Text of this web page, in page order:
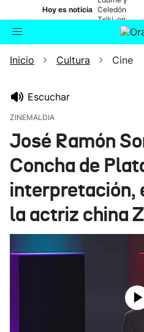
Hoy es noticia Celedón
Txiki, en
directo
Buscador
Inicio Cultura Cine
Escuchar
ZINEMALDIA
José Ramón
Concha de
interpretación,
la actriz china